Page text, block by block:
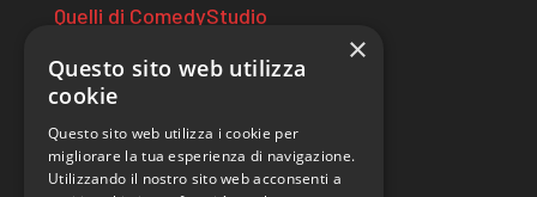
Quelli di ComedyStudio
wildcomedycamp.it
Sito realizzato da
×
Questo sito web utilizza
cookie
Questo sito web utilizza i cookie per
migliorare la tua esperienza di navigazione.
Utilizzando il nostro sito web acconsenti a